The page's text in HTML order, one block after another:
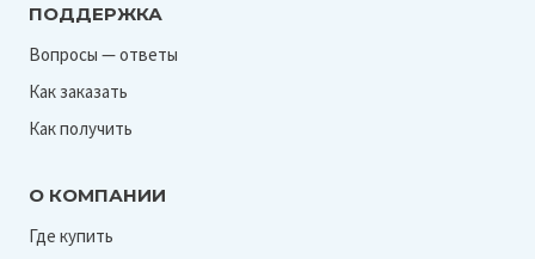
ПОДДЕРЖКА
Вопросы — ответы
Как заказать
Как получить
О КОМПАНИИ
Где купить